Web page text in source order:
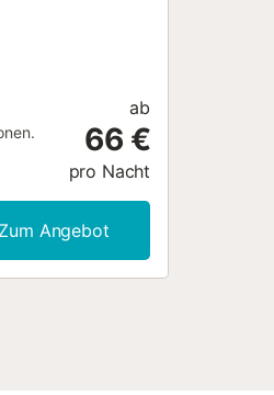
in
ab
66 €
pro Nacht
Zum Angebot